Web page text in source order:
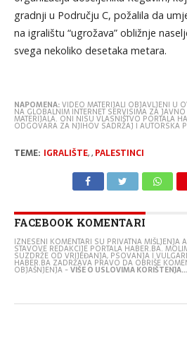
gradnji u Području C, požalila da
na igralištu “ugrožava” obližnje
svega nekoliko desetaka metara.
NAPOMENA:VIDEO MATERIJALI OBJAVLJENI U
NA GLOBALNIM INTERNET SERVISIMA ZA
MATERIJALA. ONI NISU VLASNIŠTVO PORTALA
ODGOVARA ZA NJIHOV SADRŽAJ I AUTORSKA
TEME: IGRALIŠTE,, PALESTINCI
FACEBOOK KOMENTARI
IZNESENI KOMENTARI SU PRIVATNA MIŠLJENJA
STAVOVE REDAKCIJE PORTALA HABER.BA.
SUZDRŽE OD VRIJEĐANJA, PSOVANJA I
HABER.BA ZADRŽAVA PRAVO DA OBRIŠE
OBJAŠNJENJA -VIŠE O USLOVIMA KORIŠTENJA...